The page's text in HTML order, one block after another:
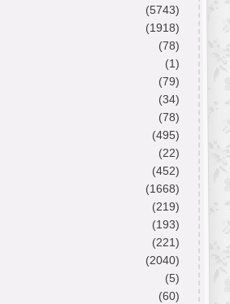
(5743)
(1918)
(78)
(1)
(79)
(34)
(78)
(495)
(22)
(452)
(1668)
(219)
(193)
(221)
(2040)
(5)
(60)